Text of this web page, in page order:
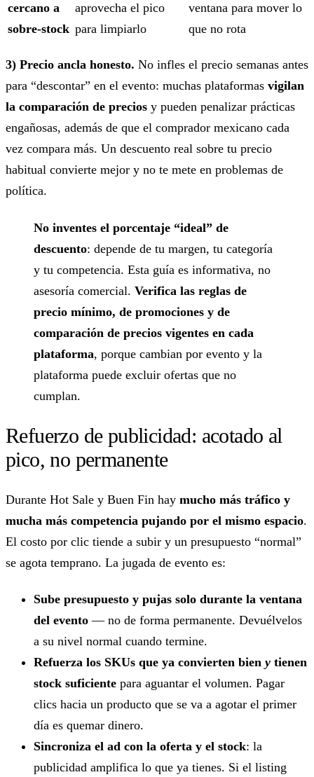
cercano a
sobre-stock
aprovecha el pico
para limpiarlo
ventana para mover lo
que no rota
3) Precio ancla honesto. No infles el precio semanas antes
para “descontar” en el evento: muchas plataformas vigilan
la comparación de precios y pueden penalizar prácticas
engañosas, además de que el comprador mexicano cada
vez compara más. Un descuento real sobre tu precio
habitual convierte mejor y no te mete en problemas de
política.
No inventes el porcentaje “ideal” de
descuento: depende de tu margen, tu categoría
y tu competencia. Esta guía es informativa, no
asesoría comercial. Verifica las reglas de
precio mínimo, de promociones y de
comparación de precios vigentes en cada
plataforma, porque cambian por evento y la
plataforma puede excluir ofertas que no
cumplan.
Refuerzo de publicidad: acotado al
pico, no permanente
Durante Hot Sale y Buen Fin hay mucho más tráfico y
mucha más competencia pujando por el mismo espacio.
El costo por clic tiende a subir y un presupuesto “normal”
se agota temprano. La jugada de evento es:
Sube presupuesto y pujas solo durante la ventana
del evento — no de forma permanente. Devuélvelos
a su nivel normal cuando termine.
Refuerza los SKUs que ya convierten bien y tienen
stock suficiente para aguantar el volumen. Pagar
clics hacia un producto que se va a agotar el primer
día es quemar dinero.
Sincroniza el ad con la oferta y el stock: la
publicidad amplifica lo que ya tienes. Si el listing